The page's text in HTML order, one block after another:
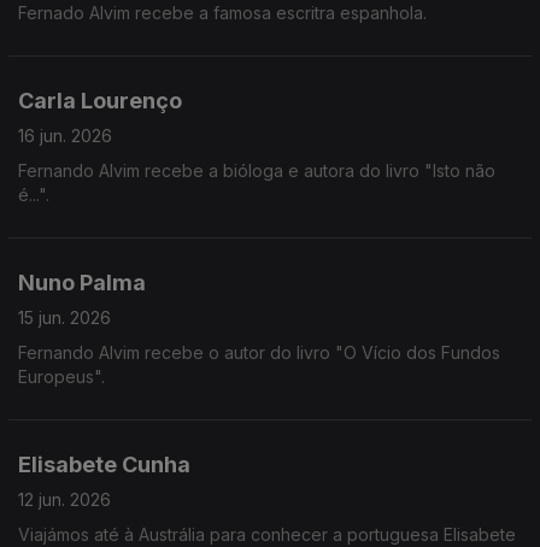
Fernado Alvim recebe a famosa escritra espanhola.
Carla Lourenço
16 jun. 2026
Fernando Alvim recebe a bióloga e autora do livro "Isto não
é...".
Nuno Palma
15 jun. 2026
Fernando Alvim recebe o autor do livro "O Vício dos Fundos
Europeus".
Elisabete Cunha
12 jun. 2026
Viajámos até à Austrália para conhecer a portuguesa Elisabete